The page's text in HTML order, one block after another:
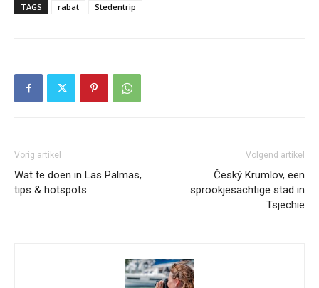
TAGS rabat Stedentrip
Vorig artikel
Wat te doen in Las Palmas,
tips & hotspots
Volgend artikel
Český Krumlov, een
sprookjesachtige stad in
Tsjechië